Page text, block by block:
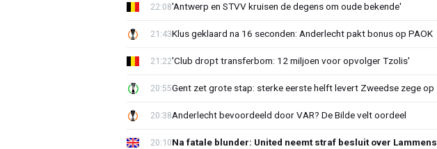
'Antwerp en STVV kruisen de degens om oude bekende'
22:08
Klus geklaard na 16 seconden: Anderlecht pakt bonus op PAOK
21:43
'Club dropt transferbom: 12 miljoen voor opvolger Tzolis'
21:22
Gent zet grote stap: sterke eerste helft levert Zweedse zege op
20:55
Anderlecht bevoordeeld door VAR? De Bilde velt oordeel
20:38
Na fatale blunder: United neemt straf besluit over Lammens
20:10